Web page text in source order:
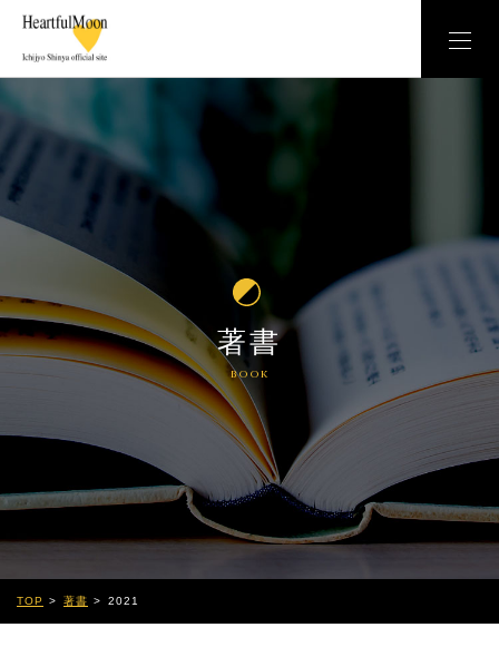
著書
book
TOP 著書 2021